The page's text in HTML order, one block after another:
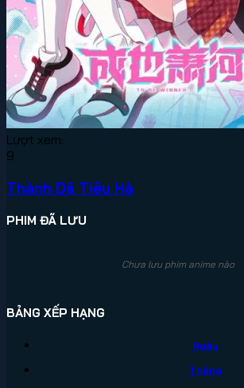
Lượt xem:
9
Thành Dã Tiêu Hà
PHIM ĐÃ LƯU
Chưa lưu phim anime nào
BẢNG XẾP HẠNG
Ngày
Tháng